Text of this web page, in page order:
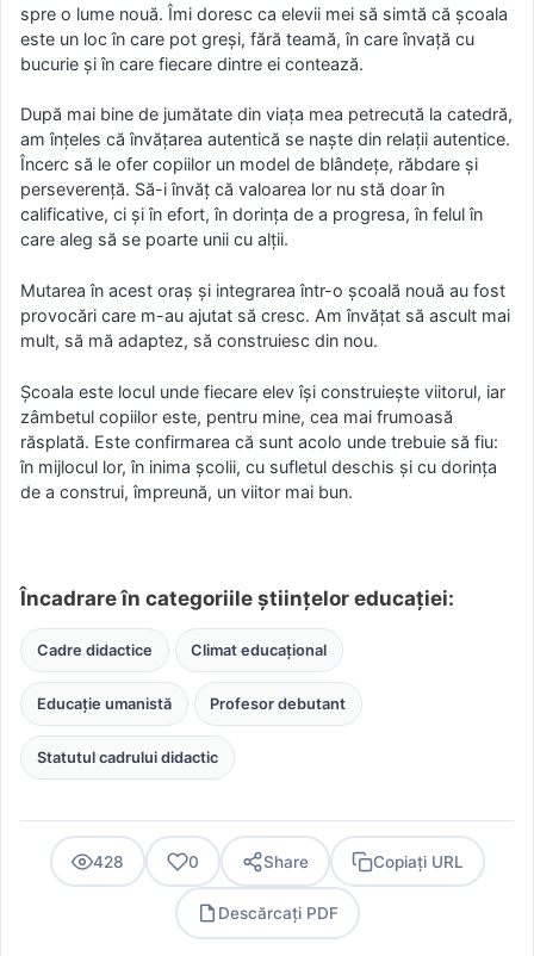
spre o lume nouă. Îmi doresc ca elevii mei să simtă că școala
este un loc în care pot greși, fără teamă, în care învață cu
bucurie și în care fiecare dintre ei contează.
După mai bine de jumătate din viața mea petrecută la catedră,
am înțeles că învățarea autentică se naște din relații autentice.
Încerc să le ofer copiilor un model de blândețe, răbdare și
perseverență. Să-i învăț că valoarea lor nu stă doar în
calificative, ci și în efort, în dorința de a progresa, în felul în
care aleg să se poarte unii cu alții.
Mutarea în acest oraș și integrarea într-o școală nouă au fost
provocări care m-au ajutat să cresc. Am învățat să ascult mai
mult, să mă adaptez, să construiesc din nou.
Școala este locul unde fiecare elev își construiește viitorul, iar
zâmbetul copiilor este, pentru mine, cea mai frumoasă
răsplată. Este confirmarea că sunt acolo unde trebuie să fiu:
în mijlocul lor, în inima școlii, cu sufletul deschis și cu dorința
de a construi, împreună, un viitor mai bun.
Încadrare în categoriile științelor educației:
Cadre didactice Climat educațional
Educație umanistă Profesor debutant
Statutul cadrului didactic
428 0 Share Copiați URL
Descărcați PDF